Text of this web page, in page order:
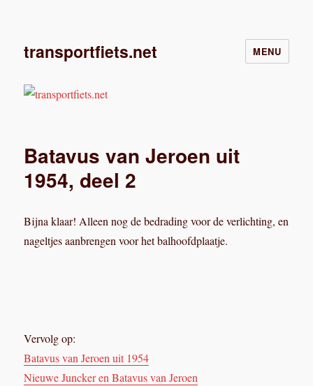
transportfiets.net MENU
Batavus van Jeroen uit
1954, deel 2
Bijna klaar! Alleen nog de bedrading voor de verlichting, en
nageltjes aanbrengen voor het balhoofdplaatje.
Vervolg op:
Batavus van Jeroen uit 1954
Nieuwe Juncker en Batavus van Jeroen